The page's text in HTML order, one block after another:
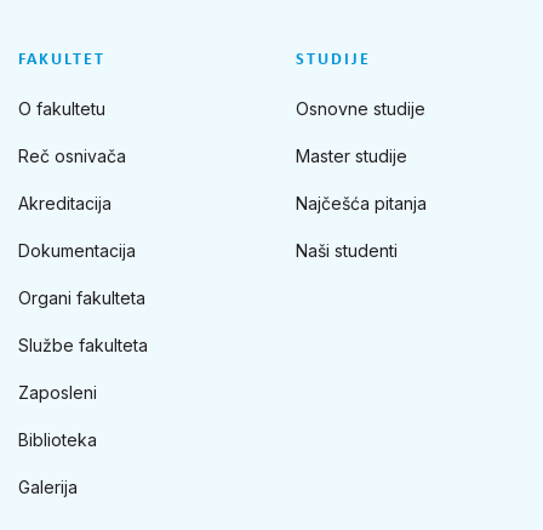
FAKULTET
O fakultetu
Reč osnivača
Akreditacija
Dokumentacija
Organi fakulteta
Službe fakulteta
Zaposleni
Biblioteka
Galerija
STUDIJE
Osnovne studije
Master studije
Najčešća pitanja
Naši studenti